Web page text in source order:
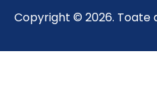
Copyright © 2026. Toate